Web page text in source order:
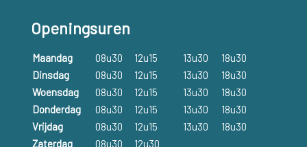
Openingsuren
Maandag 08u30 12u15 13u30
18u30
Dinsdag
08u30 12u15 13u30
18u30
Woensdag
08u30 12u15 13u30
18u30
Donderdag
08u30 12u15 13u30
18u30
Vrijdag
08u30 12u15 13u30
18u30
Zaterdag
08u30
12u30